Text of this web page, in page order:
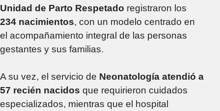
Unidad de Parto Respetado registraron los
234 nacimientos, con un modelo centrado en
el acompañamiento integral de las personas
gestantes y sus familias.
A su vez, el servicio de Neonatología atendió a
57 recién nacidos que requirieron cuidados
especializados, mientras que el hospital